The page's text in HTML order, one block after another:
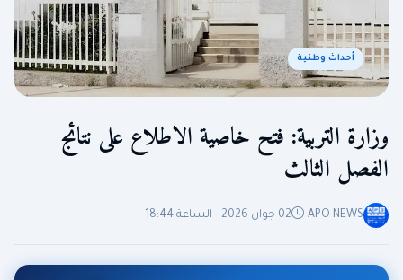
اقتصاد
أحداث وطنية
وزارة التربية: فتح خاصية الاطلاع على نتائج
الفصل الثالث
APO NEWS 02 جوان 2026 - الساعة 18:44